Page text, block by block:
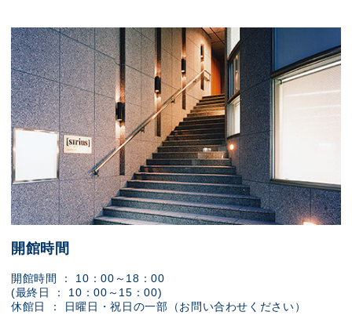
開館時間
開館時間 ： 10：00～18：00
(最終日 ： 10：00～15：00)
休館日 ： 日曜日・祝日の一部（お問い合わせください）